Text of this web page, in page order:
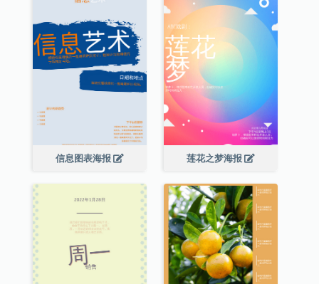
信息图表海报 莲花之梦海报